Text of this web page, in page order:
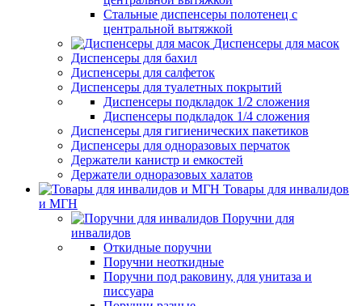
Стальные диспенсеры полотенец с
центральной вытяжкой
Диспенсеры для масок
Диспенсеры для бахил
Диспенсеры для салфеток
Диспенсеры для туалетных покрытий
Диспенсеры подкладок 1/2 сложения
Диспенсеры подкладок 1/4 сложения
Диспенсеры для гигиенических пакетиков
Диспенсеры для одноразовых перчаток
Держатели канистр и емкостей
Держатели одноразовых халатов
Товары для инвалидов
и МГН
Поручни для
инвалидов
Откидные поручни
Поручни неоткидные
Поручни под раковину, для унитаза и
писсуара